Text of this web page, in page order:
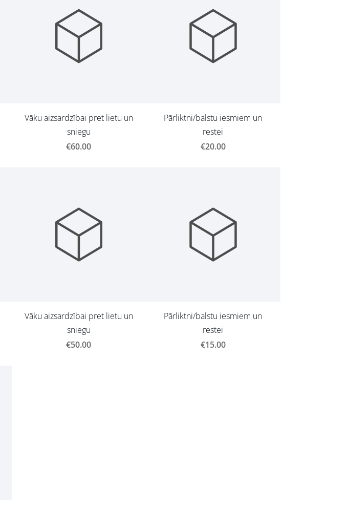
Vāku aizsardzībai pret lietu un
sniegu
€60.00
Pārliktni/balstu iesmiem un
restei
€20.00
Vāku aizsardzībai pret lietu un
sniegu
€50.00
Pārliktni/balstu iesmiem un
restei
€15.00